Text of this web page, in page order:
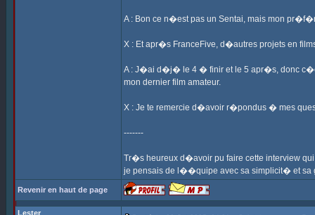
A : Bon ce n�est pas un Sentai, mais mon
X : Et apr�s FranceFive, d�autres projets en
A : J�ai d�j� le 4 � finir et le 5 apr�s, donc
mon dernier film amateur.
X : Je te remercie d�avoir r�pondus � mes
-------
Tr�s heureux d�avoir pu faire cette interview
je pensais de l��quipe avec sa simplicit� et
Revenir en haut de page
Lester